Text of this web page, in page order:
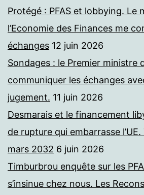
Protégé : PFAS et lobbying. Le
l’Economie des Finances me
échanges 12 juin 2026
Sondages : le Premier ministre
communiquer les échanges
jugement. 11 juin 2026
Desmarais et le financement
de rupture qui embarrasse
mars 2032 6 juin 2026
Timburbrou enquête sur les
s’insinue chez nous. Les